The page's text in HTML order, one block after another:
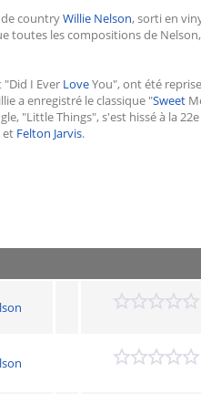
countryWillie Nelson, sorti en
toutes les compositions de
I Ever LoveYou", ont été
a enregistré le classique "Sweet
"Little Things", s'est hissé à la
et Felton Jarvis.